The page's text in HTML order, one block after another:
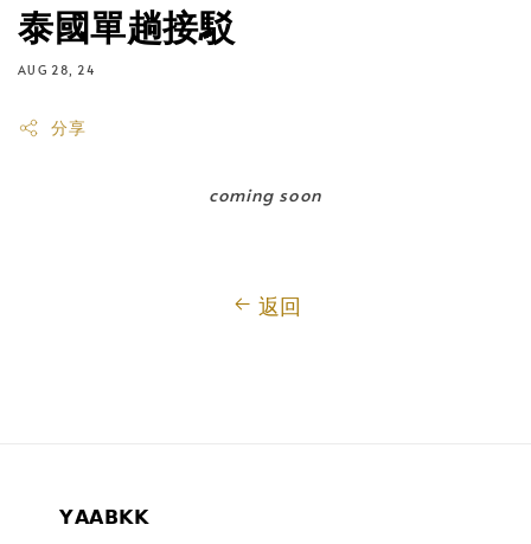
泰國單趟接駁
AUG 28, 24
分享
coming soon
返回
𝗬𝗔𝗔𝗕𝗞𝗞